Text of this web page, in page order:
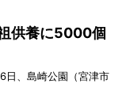
供養に5000個
日、島崎公園（宮津市